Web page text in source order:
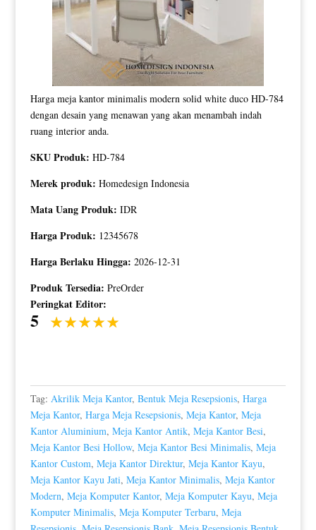
Harga meja kantor minimalis modern solid white duco HD-784
dengan desain yang menawan yang akan menambah indah
ruang interior anda.
SKU Produk: HD-784
Merek produk: Homedesign Indonesia
Mata Uang Produk: IDR
Harga Produk: 12345678
Harga Berlaku Hingga: 2026-12-31
Produk Tersedia: PreOrder
Peringkat Editor:
5
Tag: Akrilik Meja Kantor, Bentuk Meja Resepsionis, Harga
Meja Kantor, Harga Meja Resepsionis, Meja Kantor, Meja
Kantor Aluminium, Meja Kantor Antik, Meja Kantor Besi,
Meja Kantor Besi Hollow, Meja Kantor Besi Minimalis, Meja
Kantor Custom, Meja Kantor Direktur, Meja Kantor Kayu,
Meja Kantor Kayu Jati, Meja Kantor Minimalis, Meja Kantor
Modern, Meja Komputer Kantor, Meja Komputer Kayu, Meja
Komputer Minimalis, Meja Komputer Terbaru, Meja